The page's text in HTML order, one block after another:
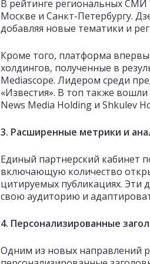
В рейтинге региональных
Москве и Санкт-Петербургу.
добавляя новые тематики и
Кроме того, платформа
холдингов, полученные в
Mediascope. Лидером среди
«Известия». В топ также
News Media Holding и Shkulev
3. Расширенные метрики и
Единый партнерский кабинет
включающую количество
цитируемых публикациях. Эти
свою аудиторию и
4. Персонализированные
Одним из новых направлений